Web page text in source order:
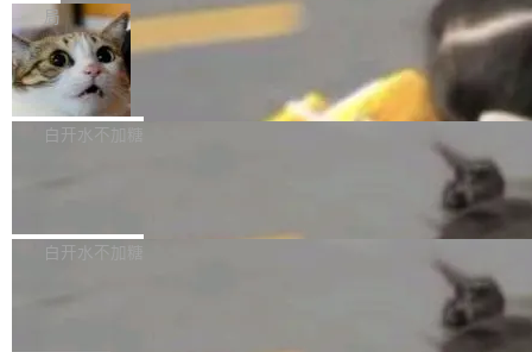
是把这段空隙补上。 回退到任何一次编辑：Delt
aDB 捕获 commit 之间的每一次操作，...
微软同期总资本开支的四成。 与亚马逊、Alpha
bet、微软以及 Meta 等传统科技巨头相比，Spa
ceXAI的资金消耗速度尤为引人瞩目。然而，支
撑庞大支出的资金来源却呈现出截然不同的面
貌。数据显示，微软和 Meta 主要依托充沛的经
一个在终端里运行的编程 agent；Muse Spark
1.2，驱动这个 agent 的新模型。一句话概括：
你可以用 curl -fsSL https://dev.meta.ai/install.
sh | bash 安装一个能在大项目里自动规划、写
代码、验证结果的 AI 终端工具。 据介绍，Muse
个主 agent 循环，外加一组后台 agent。这些后
局
美团开源 LoHoSearch，用知识图谱校
准 AI 能力认知
机器出题的前提，是让机器拥有全局视野。整个
构建流程可以分为四个环节：建图 → 控制难度
白开水不加糖
库，并将作为transport接入Mooncake TENT。
白开水不加糖